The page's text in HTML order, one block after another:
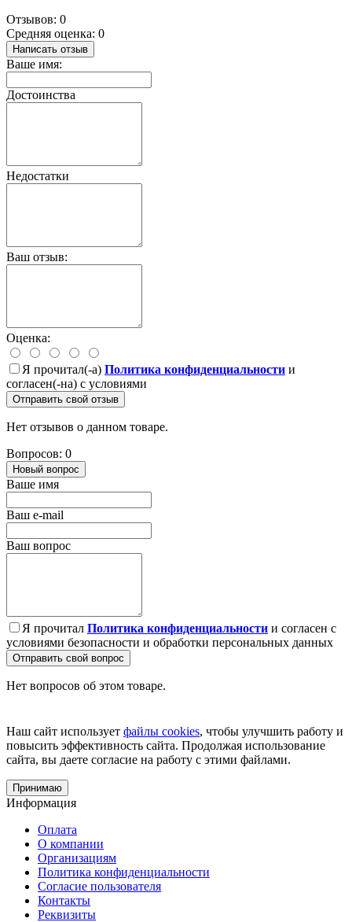
Отзывов: 0
Средняя оценка: 0
Написать отзыв
Ваше имя:
Достоинства
Недостатки
Ваш отзыв:
Оценка:
Я прочитал(-а) Политика конфиденциальности и
согласен(-на) с условиями
Отправить свой отзыв
Нет отзывов о данном товаре.
Вопросов: 0
Новый вопрос
Ваше имя
Ваш e-mail
Ваш вопрос
Я прочитал Политика конфиденциальности и согласен с
условиями безопасности и обработки персональных данных
Отправить свой вопрос
Нет вопросов об этом товаре.
Наш сайт использует файлы cookies, чтобы улучшить работу и
повысить эффективность сайта. Продолжая использование
сайта, вы даете согласие на работу с этими файлами.
Принимаю
Информация
Оплата
О компании
Организациям
Политика конфиденциальности
Согласие пользователя
Контакты
Реквизиты